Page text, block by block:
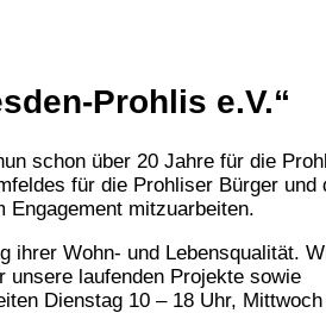
Prohlis e.V.“
schon über 20 Jahre für die
für die Prohliser Bürger und
mitzuarbeiten.
ihrer Wohn- und Lebensqualität.
unsere laufenden Projekte sowie
Dienstag 10 – 18 Uhr,